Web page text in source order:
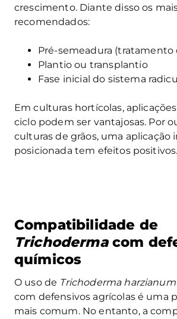
crescimento. Diante disso os
recomendados:
Pré-semeadura (tratamento
Plantio ou transplantio
Fase inicial do sistema
Em culturas hortícolas,
ciclo podem ser vantajosas. Por
culturas de grãos, uma aplicação
posicionada tem efeitos positivos.
Compatibilidade de
Trichoderma com
químicos
O uso de Trichoderma harzianum
com defensivos agrícolas é uma
mais comum. No entanto, a